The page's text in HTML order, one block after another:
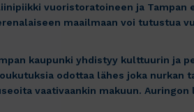
vuoristoratoineen ja
maailmaan voi tutustua
kaupunki yhdistyy kulttuurin ja
odottaa lähes joka nurkan
vaativaankin makuun.